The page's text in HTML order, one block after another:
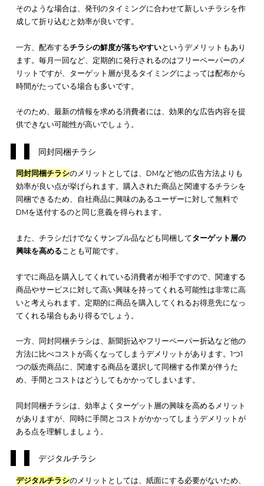
減っています。
ってしまうでしょう。
ポスティングチラシ
られる点が挙げられます。投函する住宅の家族構成などは関係な
新聞を読まない若年層など、他のチラシ広告では配布が難しい
ゲット層にも、効率よくチラシ配布が可能です。
また、ポスティングチラシの場合は配布する地域を細かく区分
きます。一定規模以上のマンションのみに限定するなど、世帯
の所得によりターゲットを分類する際にも活用できるチラシ配
法といえるでしょう。
一方、ポスティングチラシのデメリットとしては、
投函が禁止
ているマンションが増えている点が挙げられます。効率よくポ
ィングができない場合もあるでしょう。
率が左右されてしまう点などもデメリットとして考えられます。
フリーペーパー折込チラシ
フリーペーパー折込チラシのメリットとしては、主婦層に見て
える可能性が高い点です。主婦層は、地域情報誌をチェックし
元ならではの有用な情報を手に入れている場合が多いです。
そのため、地域情報誌のようなフリーペーパーに折り込まれて